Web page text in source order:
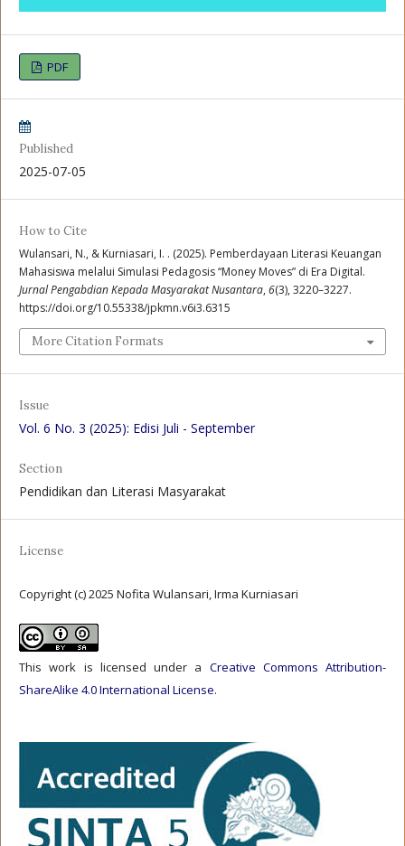
PDF
Published
2025-07-05
How to Cite
Wulansari, N., & Kurniasari, I. . (2025). Pemberdayaan Literasi Keuangan
Mahasiswa melalui Simulasi Pedagosis “Money Moves” di Era Digital.
Jurnal Pengabdian Kepada Masyarakat Nusantara, 6(3), 3220–3227.
https://doi.org/10.55338/jpkmn.v6i3.6315
More Citation Formats
Issue
Vol. 6 No. 3 (2025): Edisi Juli - September
Section
Pendidikan dan Literasi Masyarakat
License
Copyright (c) 2025 Nofita Wulansari, Irma Kurniasari
This work is licensed under a Creative Commons Attribution-
ShareAlike 4.0 International License.